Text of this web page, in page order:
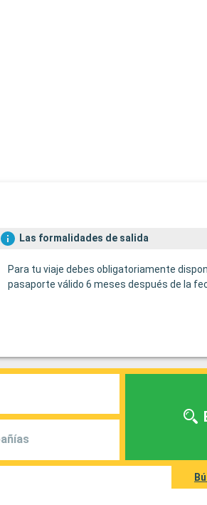
Las formalidades de salida
Para tu viaje debes obligatoriamente
pasaporte válido 6 meses después de la